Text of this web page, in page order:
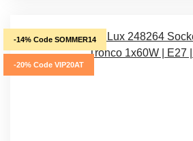
-14% Code SOMMER14
-20% Code VIP20AT